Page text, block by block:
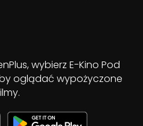
wybierz E-Kino Pod
oglądać wypożyczone